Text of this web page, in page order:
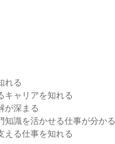
れる
キャリアを知れる
が深まる
知識を活かせる仕事が分かる
える仕事を知れる